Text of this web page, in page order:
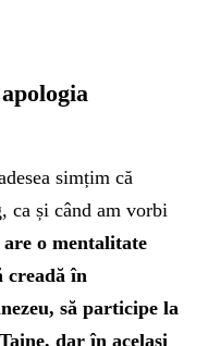
simțim că
ca și când am vorbi
o mentalitate
creadă în
să participe la
dar în același